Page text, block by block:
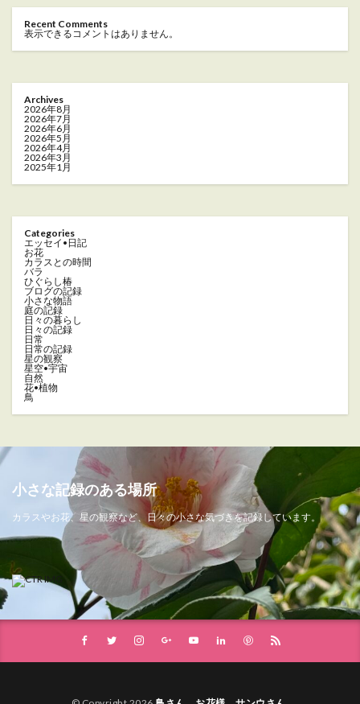
Recent Comments
表示できるコメントはありません。
Archives
2026年8月
2026年7月
2026年6月
2026年5月
2026年4月
2026年3月
2025年1月
Categories
エッセイ•日記
お花
カラスとの時間
バラ
ひぐらし椿
ブログの記録
小さな物語
庭の記録
日々の暮らし
日々の記録
日常
日常の記録
星の観察
星空•宇宙
自然
花•植物
鳥
小さな記録のある場所
カラスやお花、星の観察など、日々の小さな気づきを記録しています。